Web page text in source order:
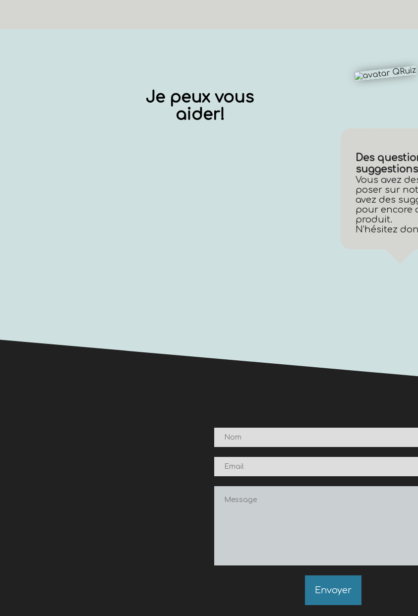
Je peux vous
aider!
Des
suggestions
Vous avez
poser sur
avez des
pour encore
produit.
N’hésitez
Envoyer